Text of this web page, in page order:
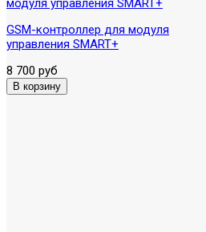
GSM-контроллер для модуля
управления SMART+
8 700 руб